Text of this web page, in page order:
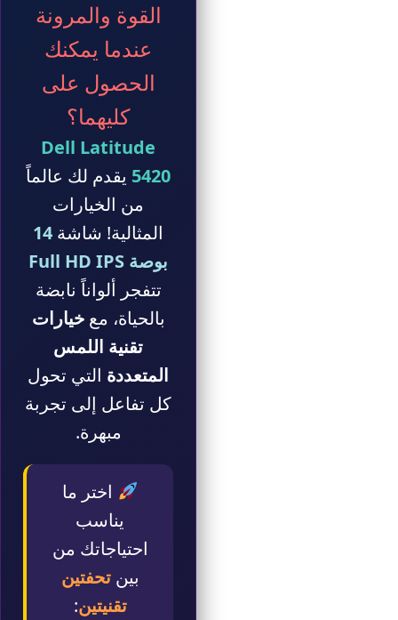
القوة والمرونة
عندما يمكنك
الحصول على
كليهما؟
Dell Latitude
5420 يقدم لك عالماً
من الخيارات
المثالية! شاشة 14
بوصة Full HD IPS
تتفجر ألواناً نابضة
بالحياة، معخيارات
تقنية اللمس
المتعددة التي تحول
كل تفاعل إلى تجربة
مبهرة.
اختر ما
يناسب
احتياجاتك من
بينتحفتين
تقنيتين: